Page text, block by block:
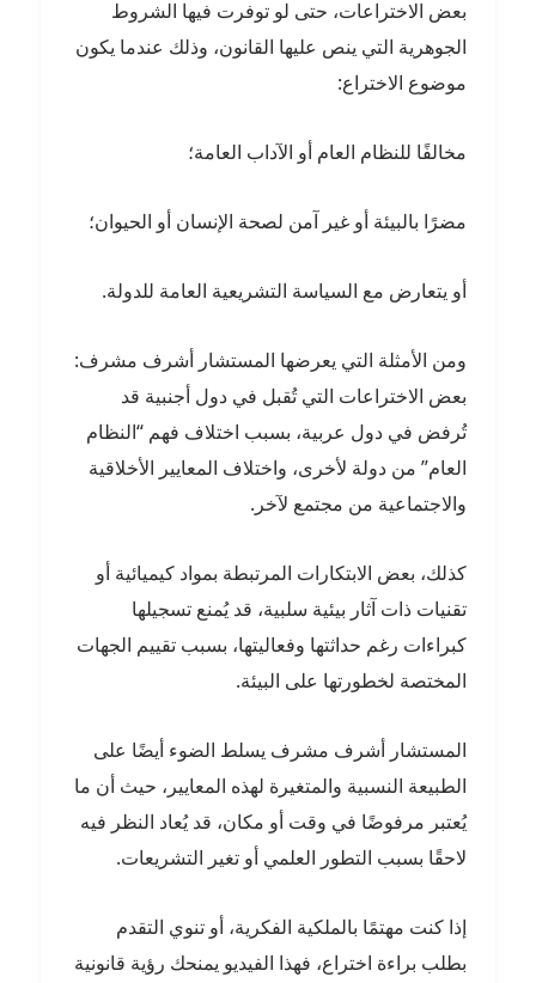
بعض الاختراعات، حتى لو توفرت فيها الشروط
الجوهرية التي ينص عليها القانون، وذلك عندما يكون
موضوع الاختراع:
مخالفًا للنظام العام أو الآداب العامة؛
مضرًا بالبيئة أو غير آمن لصحة الإنسان أو الحيوان؛
أو يتعارض مع السياسة التشريعية العامة للدولة.
ومن الأمثلة التي يعرضها المستشار أشرف مشرف:
بعض الاختراعات التي تُقبل في دول أجنبية قد
تُرفض في دول عربية، بسبب اختلاف فهم “النظام
العام” من دولة لأخرى، واختلاف المعايير الأخلاقية
والاجتماعية من مجتمع لآخر.
كذلك، بعض الابتكارات المرتبطة بمواد كيميائية أو
تقنيات ذات آثار بيئية سلبية، قد يُمنع تسجيلها
كبراءات رغم حداثتها وفعاليتها، بسبب تقييم الجهات
المختصة لخطورتها على البيئة.
المستشار أشرف مشرف يسلط الضوء أيضًا على
الطبيعة النسبية والمتغيرة لهذه المعايير، حيث أن ما
يُعتبر مرفوضًا في وقت أو مكان، قد يُعاد النظر فيه
لاحقًا بسبب التطور العلمي أو تغير التشريعات.
إذا كنت مهتمًا بالملكية الفكرية، أو تنوي التقدم
بطلب براءة اختراع، فهذا الفيديو يمنحك رؤية قانونية